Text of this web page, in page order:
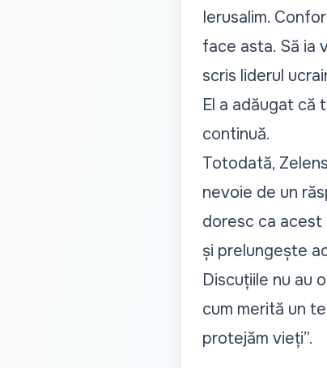
Ierusalim.
face asta. Să ia
scris liderul
El a adăugat că
continuă.
Totodată,
nevoie de un
doresc ca
și prelungește
Discuțiile nu au
cum merită un
protejăm vieți”.